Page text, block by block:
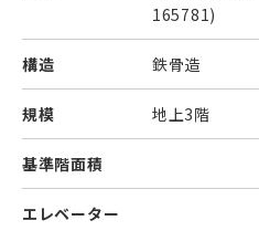
165781)
構造 鉄骨造
規模 地上3階
基準階面積
エレベーター